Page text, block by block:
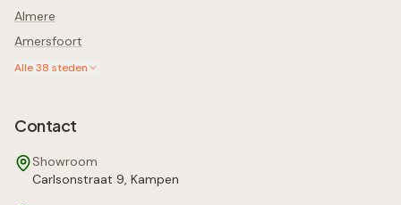
Almere
Amersfoort
Alle38 steden
Contact
Showroom
Carlsonstraat 9, Kampen